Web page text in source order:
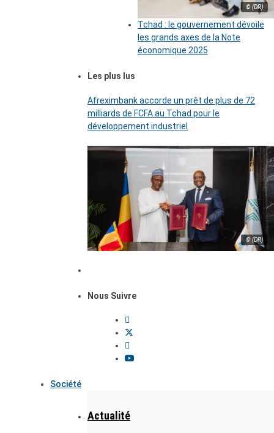
© (DR)
Tchad : le gouvernement dévoile
les grands axes de la Note
économique 2025
Les plus lus
Afreximbank accorde un prêt de plus de 72
milliards de FCFA au Tchad pour le
développement industriel
© (DR)
Nous Suivre
Société
Actualité